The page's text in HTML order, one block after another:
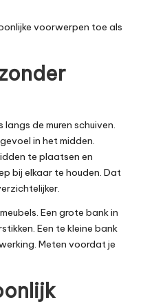
voorwerpen toe als
de muren schuiven.
in het midden.
te plaatsen en
bij elkaar te houden. Dat
Een grote bank in
Een te kleine bank
Meten voordat je